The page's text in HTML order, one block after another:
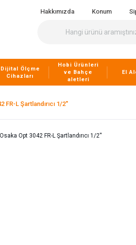
Hakkımızda Konum
Dijital Ölçme
Cihazları
Hobi Ürünleri
ve Bahçe
aletleri
El
FR-L Şartlandırıcı 1/2''